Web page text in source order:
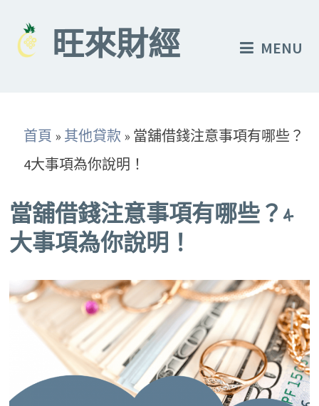
content
旺來財經 MENU
首頁 » 其他貸款 » 當舖借錢注意事項有哪些？
4大事項為你說明！
當舖借錢注意事項有哪些？4
大事項為你說明！